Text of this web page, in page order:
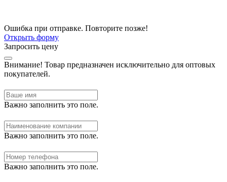
Ошибка при отправке. Повторите позже!
Открыть форму
Запросить цену
Внимание! Товар предназначен исключительно для оптовых
покупателей.
Важно заполнить это поле.
Важно заполнить это поле.
Важно заполнить это поле.